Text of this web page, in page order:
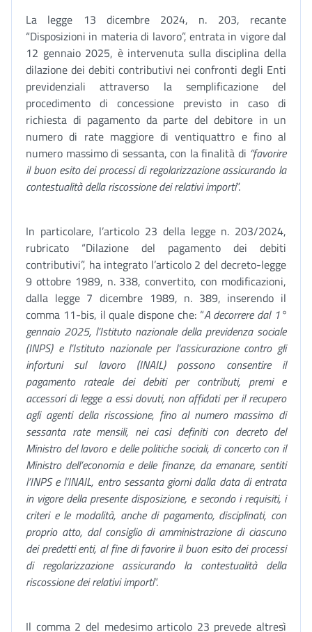
La legge 13 dicembre 2024, n. 203, recante
“Disposizioni in materia di lavoro”, entrata in vigore dal
12 gennaio 2025, è intervenuta sulla disciplina della
dilazione dei debiti contributivi nei confronti degli Enti
previdenziali attraverso la semplificazione del
procedimento di concessione previsto in caso di
richiesta di pagamento da parte del debitore in un
numero di rate maggiore di ventiquattro e fino al
numero massimo di sessanta, con la finalità di “favorire
il buon esito dei processi di regolarizzazione assicurando la
contestualità della riscossione dei relativi importi”.
In particolare, l’articolo 23 della legge n. 203/2024,
rubricato “Dilazione del pagamento dei debiti
contributivi”, ha integrato l’articolo 2 del decreto-legge
9 ottobre 1989, n. 338, convertito, con modificazioni,
dalla legge 7 dicembre 1989, n. 389, inserendo il
comma 11-bis, il quale dispone che: “A decorrere dal 1°
gennaio 2025, l’Istituto nazionale della previdenza sociale
(INPS) e l’Istituto nazionale per l’assicurazione contro gli
infortuni sul lavoro (INAIL) possono consentire il
pagamento rateale dei debiti per contributi, premi e
accessori di legge a essi dovuti, non affidati per il recupero
agli agenti della riscossione, fino al numero massimo di
sessanta rate mensili, nei casi definiti con decreto del
Ministro del lavoro e delle politiche sociali, di concerto con il
Ministro dell’economia e delle finanze, da emanare, sentiti
l’INPS e l’INAIL, entro sessanta giorni dalla data di entrata
in vigore della presente disposizione, e secondo i requisiti, i
criteri e le modalità, anche di pagamento, disciplinati, con
proprio atto, dal consiglio di amministrazione di ciascuno
dei predetti enti, al fine di favorire il buon esito dei processi
di regolarizzazione assicurando la contestualità della
riscossione dei relativi importi”.
Il comma 2 del medesimo articolo 23 prevede altresì